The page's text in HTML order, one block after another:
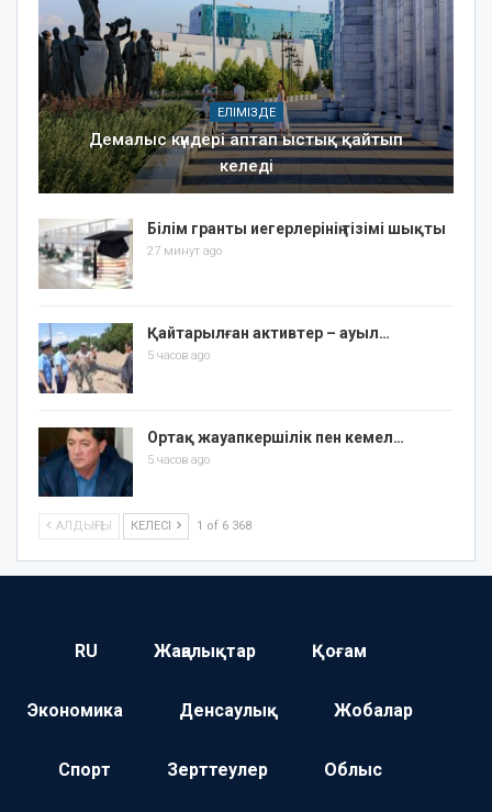
ЕЛІМІЗДЕ
Демалыс күндері аптап ыстық қайтып
келеді
Білім гранты иегерлерінің тізімі шықты
27 минут ago
Қайтарылған активтер – ауыл…
5 часов ago
Ортақ жауапкершілік пен кемел…
5 часов ago
АЛДЫҢҒЫ КЕЛЕСІ 1 of 6 368
RU Жаңалықтар Қоғам
Экономика Денсаулық Жобалар
Спорт Зерттеулер Облыс